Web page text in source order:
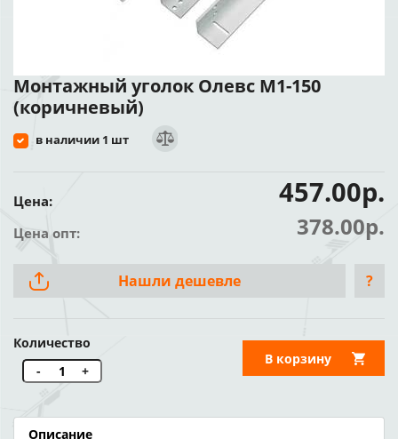
Монтажный уголок Олевс М1-150
(коричневый)
в наличии 1 шт
Цена: 457.00р.
Цена опт: 378.00р.
Нашли дешевле ?
Количество
-
+
В корзину
Описание